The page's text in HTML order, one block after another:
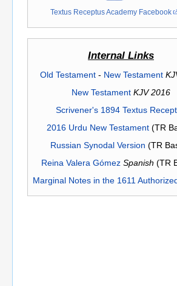
Textus Receptus Academy Facebook
Internal Links
Old Testament- New Testament
New Testament KJV 2016
Scrivener's 1894 Textus
2016 Urdu New Testament(TR
Russian Synodal Version (TR
Reina Valera Gómez Spanish (TR
Marginal Notes in the 1611